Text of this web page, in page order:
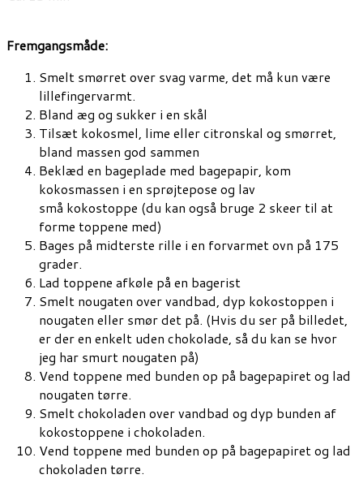
Fremgangsmåde:
Smelt smørret over svag varme, det må kun være
lillefingervarmt.
Bland æg og sukker i en skål
Tilsæt kokosmel, lime eller citronskal og smørret,
bland massen god sammen
Beklæd en bageplade med bagepapir, kom
kokosmassen i en sprøjtepose og lav
små kokostoppe (du kan også bruge 2 skeer til at
forme toppene med)
Bages på midterste rille i en forvarmet ovn på 175
grader.
Lad toppene afkøle på en bagerist
Smelt nougaten over vandbad, dyp kokostoppen i
nougaten eller smør det på. (Hvis du ser på billedet,
er der en enkelt uden chokolade, så du kan se hvor
jeg har smurt nougaten på)
Vend toppene med bunden op på bagepapiret og lad
nougaten tørre.
Smelt chokoladen over vandbad og dyp bunden af
kokostoppene i chokoladen.
Vend toppene med bunden op på bagepapiret og lad
chokoladen tørre.